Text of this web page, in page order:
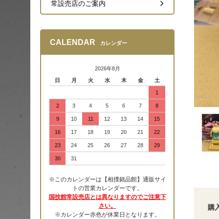
購
常設売店のご案内
CALENDAR カレンダー
2026年8月
日
月 火 水 木 金 土
1
2 3 4 5 6 7 8
9 10 11 12 13 14 15
16 17 18 19 20 21 22
23 24 25 26 27 28 29
30 31
※このカレンダーは【相撲銘品館】通販サイ
トの営業カレンダーです。
国技館常設売店とは異なりますのでご注意下
さい。
※カレンダー赤色が休業日となります。